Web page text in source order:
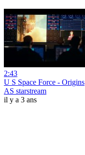
2:43
U S Space Force - Origins
AS starstream
il y a 3 ans